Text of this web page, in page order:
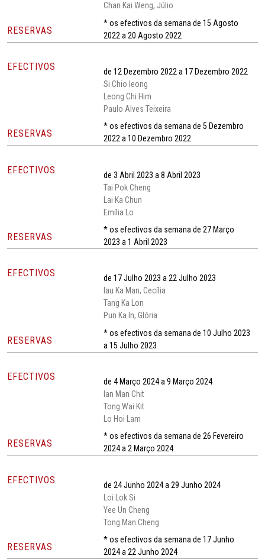
Chan Kai Weng, Júlio
RESERVAS
* os efectivos da semana de 15 Agosto
2022 a 20 Agosto 2022
EFECTIVOS
de 12 Dezembro 2022 a 17 Dezembro 2022
Si Chio Ieong
Leong Chi Him
Paulo Alves Teixeira
RESERVAS
* os efectivos da semana de 5 Dezembro
2022 a 10 Dezembro 2022
EFECTIVOS
de 3 Abril 2023 a 8 Abril 2023
Tai Pok Cheng
Lai Ka Chun
Emília Lo
RESERVAS
* os efectivos da semana de 27 Março
2023 a 1 Abril 2023
EFECTIVOS
de 17 Julho 2023 a 22 Julho 2023
Iau Ka Man, Cecília
Tang Ka Lon
Pun Ka In, Glória
RESERVAS
* os efectivos da semana de 10 Julho 2023
a 15 Julho 2023
EFECTIVOS
de 4 Março 2024 a 9 Março 2024
Ian Man Chit
Tong Wai Kit
Lo Hoi Lam
RESERVAS
* os efectivos da semana de 26 Fevereiro
2024 a 2 Março 2024
EFECTIVOS
de 24 Junho 2024 a 29 Junho 2024
Loi Lok Si
Yee Un Cheng
Tong Man Cheng
RESERVAS
* os efectivos da semana de 17 Junho
2024 a 22 Junho 2024